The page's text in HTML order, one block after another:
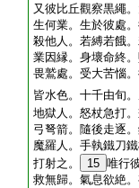
又彼比丘觀察黒繩
生何業。生於彼處
殺他人。若縛若餓
業因縁。身壞命終
畏鷲處。受大苦惱
皆水色。十千由旬
地獄人。怒杖急打
弓弩箭。隨後走逐
魔羅人。手執鐵刀
打射之。
15 唯行
救無歸。氣息欲絶